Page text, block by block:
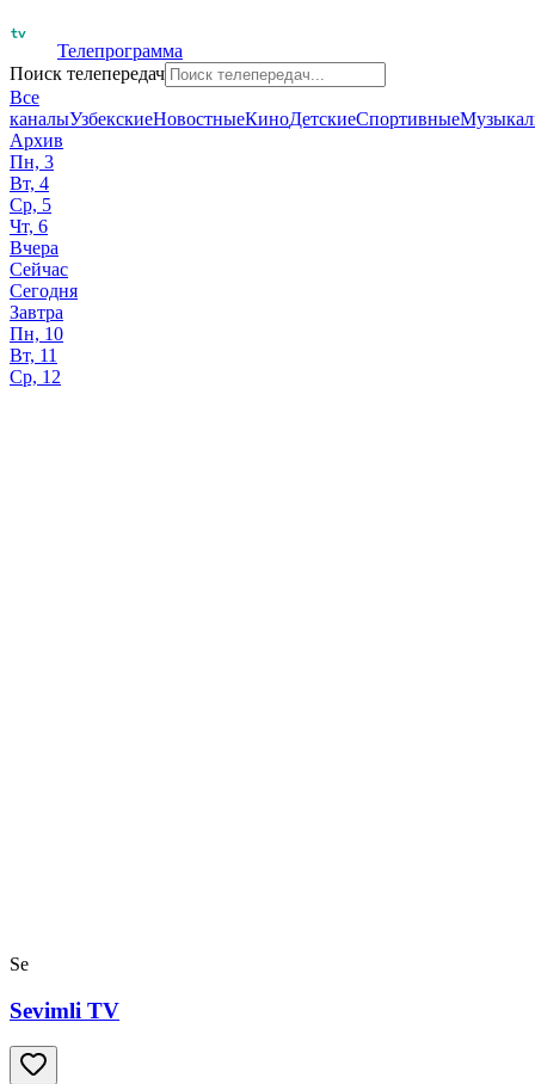
Телепрограмма
Поиск телепередач
Все
каналыУзбекскиеНовостныеКиноДетскиеСпортивные
Архив
Пн, 3
Вт, 4
Ср, 5
Чт, 6
Вчера
Сейчас
Сегодня
Завтра
Пн, 10
Вт, 11
Ср, 12
Se
Sevimli TV